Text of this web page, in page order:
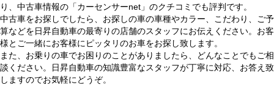
り、中古車情報の「カーセンサーnet」のクチコミでも評判です。
中古車をお探しでしたら、お探しの車の車種やカラー、こだわり、ご予
算などを日昇自動車の最寄りの店舗のスタッフにお伝えください。お客
様とご一緒にお客様にピッタリのお車をお探し致します。
また、お乗りの車でお困りのことがありましたら、どんなことでもご相
談ください。日昇自動車の知識豊富なスタッフが丁寧に対応、お答え致
しますのでお気軽にどうぞ。